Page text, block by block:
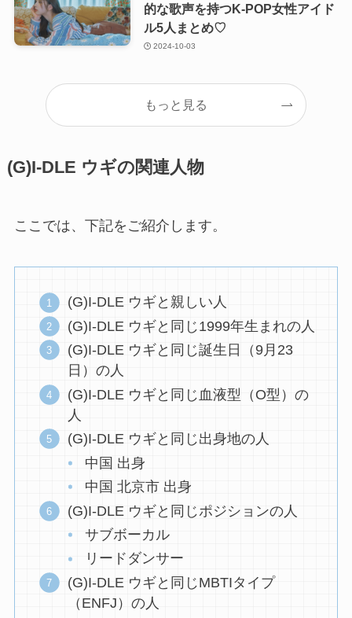
的な歌声を持つK-POP女性アイド
ル5人まとめ♡
2024-10-03
もっと見る
(G)I-DLE ウギの関連人物
ここでは、下記をご紹介します。
(G)I-DLE ウギと親しい人
(G)I-DLE ウギと同じ1999年生まれの人
(G)I-DLE ウギと同じ誕生日（9月23
日）の人
(G)I-DLE ウギと同じ血液型（O型）の
人
(G)I-DLE ウギと同じ出身地の人
中国 出身
中国 北京市 出身
(G)I-DLE ウギと同じポジションの人
サブボーカル
リードダンサー
(G)I-DLE ウギと同じMBTIタイプ
（ENFJ）の人